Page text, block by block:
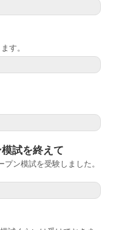
す。
試を終えて
ン模試を受験しました。